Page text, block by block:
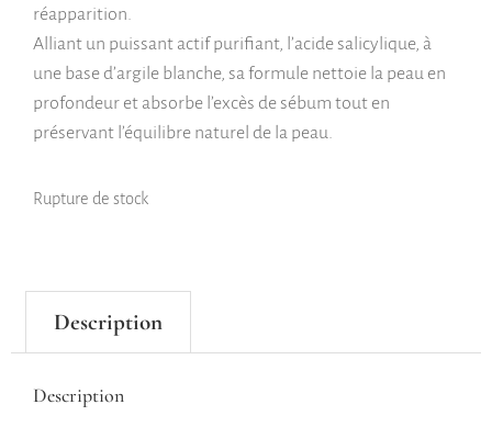
réapparition.
Alliant un puissant actif purifiant, l’acide salicylique, à
une base d’argile blanche, sa formule nettoie la peau en
profondeur et absorbe l’excès de sébum tout en
préservant l’équilibre naturel de la peau.
Rupture de stock
Description
Description